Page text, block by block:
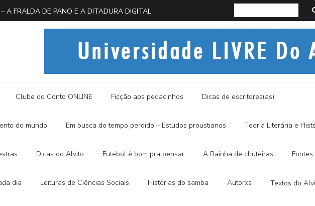
EM BUSCA DA BORBOLETA AZUL Histórias do Alvito – SEMI-
Clube do Conto ONLINE Ficção aos pedacinhos Dicas de escritores(as)
do mundo Em busca do tempo perdido – Estudos proustianos Teoria Literária e
Dicas do Alvito Futebol é bom pra pensar A Rainha de chuteiras
dia Leituras de Ciências Sociais Histórias do samba Autorxs Textos do